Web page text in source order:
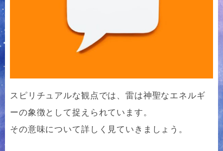
スピリチュアルな観点では、雷は神聖なエネルギ
ーの象徴として捉えられています。
その意味について詳しく見ていきましょう。